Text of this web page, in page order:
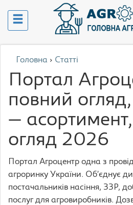
Головна › Статті
Портал
повний
—
огляд 2026
Портал Агроцентр одна з
агроринку України. Об’єднує
постачальників насіння, ЗЗР,
послуг для агровиробників.